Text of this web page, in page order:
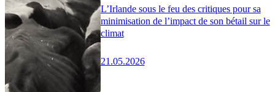
L’Irlande sous le feu des critiques pour sa
minimisation de l’impact de son bétail sur le
climat
21.05.2026